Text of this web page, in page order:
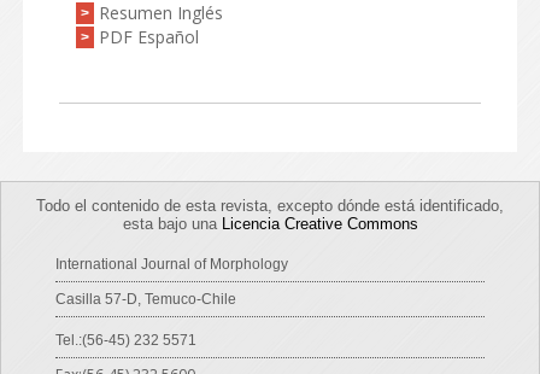
> Resumen Inglés
> PDF Español
Todo el contenido de esta revista, excepto dónde está identificado,
esta bajo una Licencia Creative Commons
International Journal of Morphology
Casilla 57-D, Temuco-Chile
Tel.:(56-45) 232 5571